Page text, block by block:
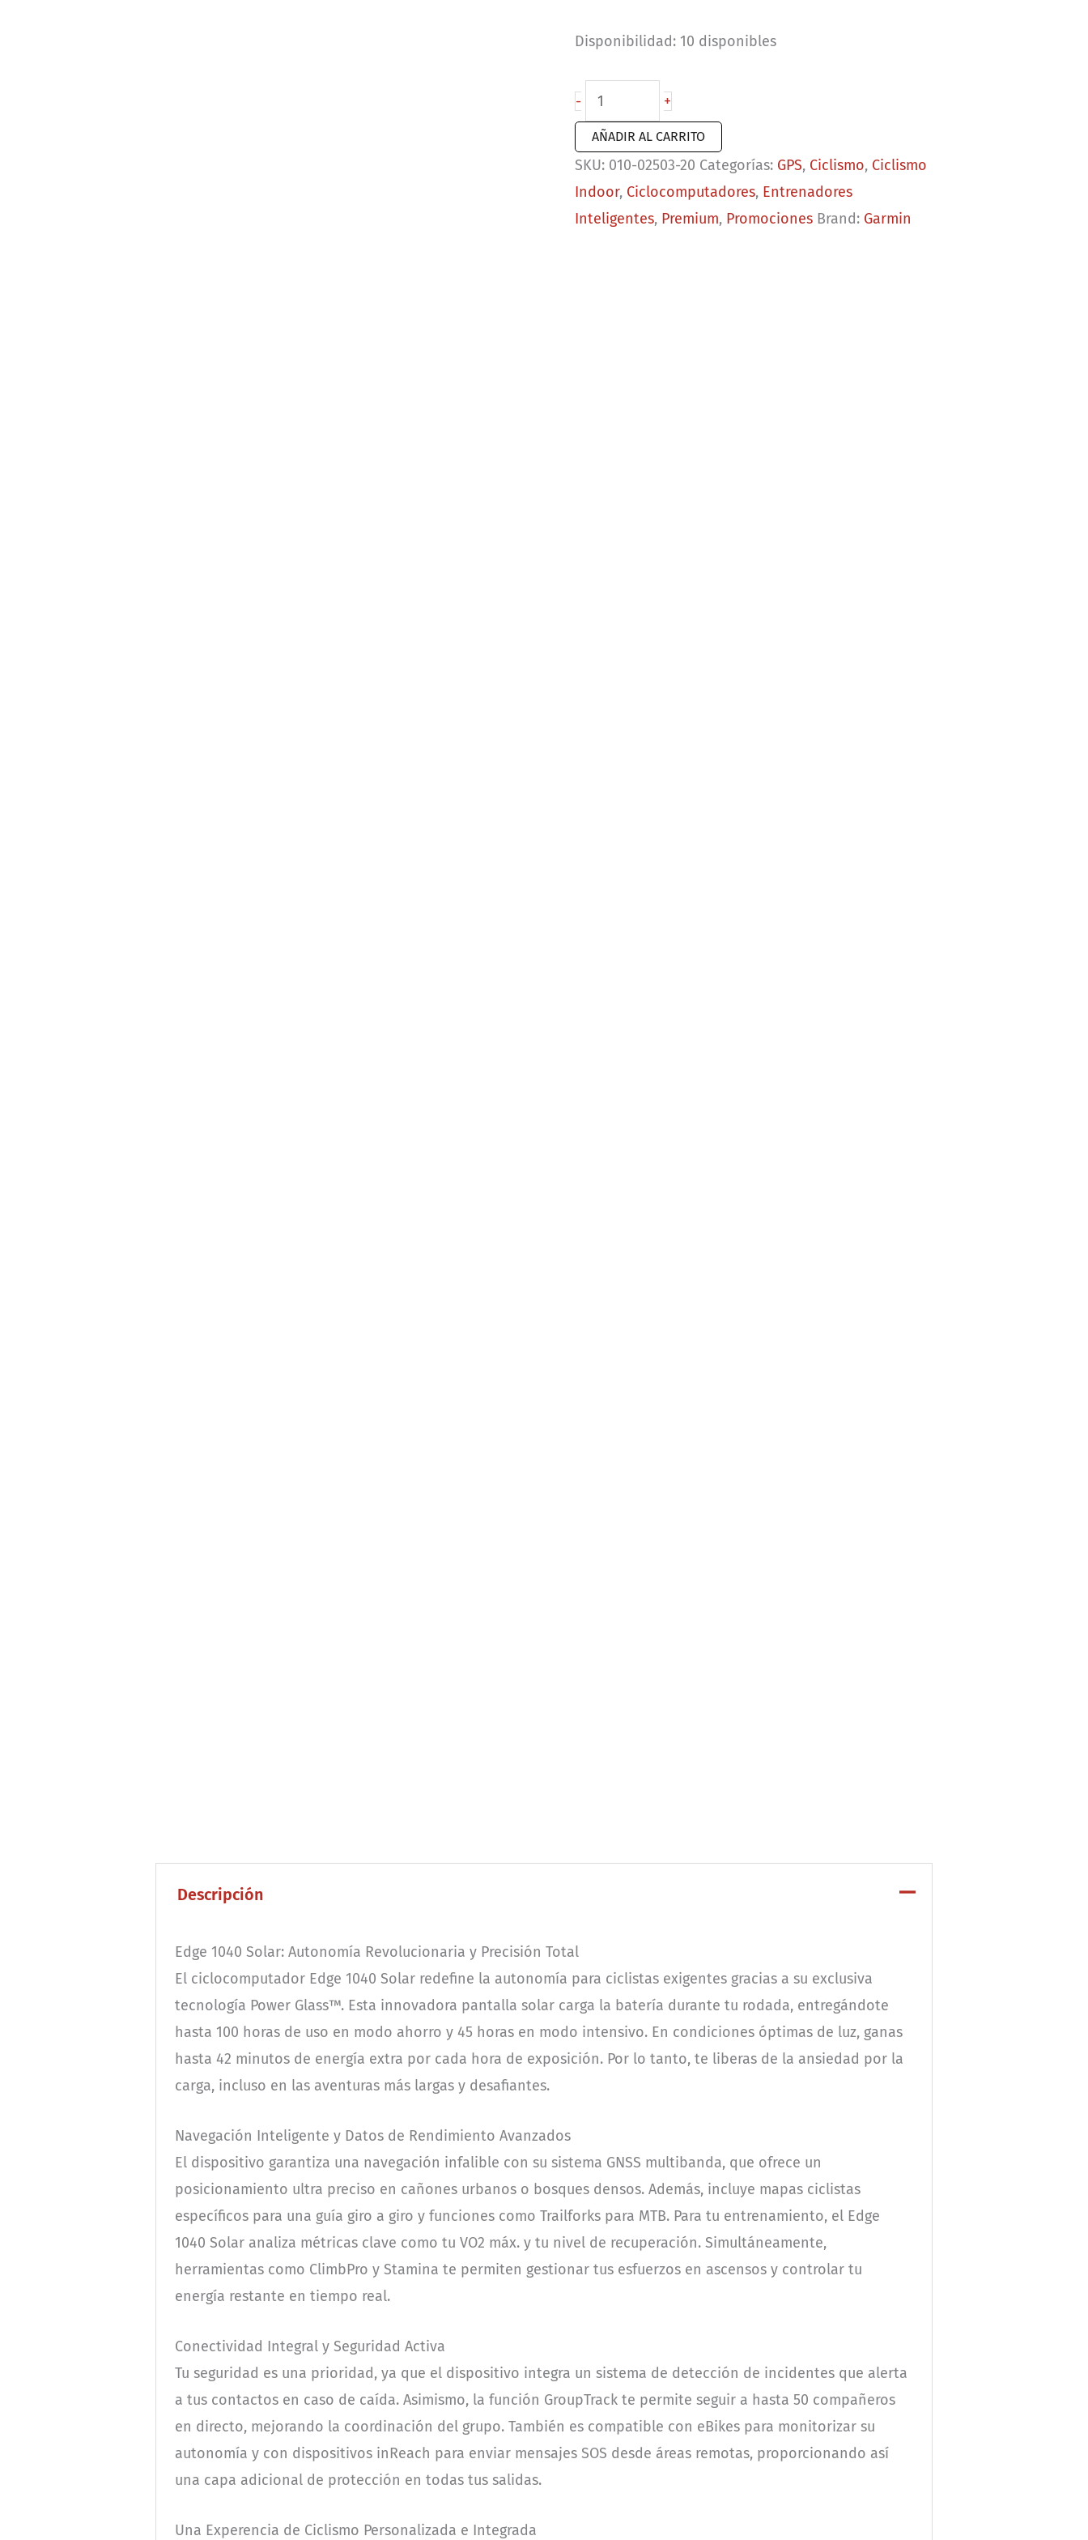
was:
is:
Disponibilidad: 10 disponibles
-
Garmin
Edge
1040
Solar
cantidad
+
AÑADIR AL CARRITO
SKU: 010-02503-20 Categorías: GPS, Ciclismo, Ciclismo
Indoor, Ciclocomputadores, Entrenadores
Inteligentes, Premium, Promociones Brand: Garmin
Descripción
Edge 1040 Solar: Autonomía Revolucionaria y Precisión Total
El ciclocomputador Edge 1040 Solar redefine la autonomía para ciclistas exigentes gracias a su exclusiva
tecnología Power Glass™. Esta innovadora pantalla solar carga la batería durante tu rodada, entregándote
hasta 100 horas de uso en modo ahorro y 45 horas en modo intensivo. En condiciones óptimas de luz, ganas
hasta 42 minutos de energía extra por cada hora de exposición. Por lo tanto, te liberas de la ansiedad por la
carga, incluso en las aventuras más largas y desafiantes.
Navegación Inteligente y Datos de Rendimiento Avanzados
El dispositivo garantiza una navegación infalible con su sistema GNSS multibanda, que ofrece un
posicionamiento ultra preciso en cañones urbanos o bosques densos. Además, incluye mapas ciclistas
específicos para una guía giro a giro y funciones como Trailforks para MTB. Para tu entrenamiento, el Edge
1040 Solar analiza métricas clave como tu VO2 máx. y tu nivel de recuperación. Simultáneamente,
herramientas como ClimbPro y Stamina te permiten gestionar tus esfuerzos en ascensos y controlar tu
energía restante en tiempo real.
Conectividad Integral y Seguridad Activa
Tu seguridad es una prioridad, ya que el dispositivo integra un sistema de detección de incidentes que alerta
a tus contactos en caso de caída. Asimismo, la función GroupTrack te permite seguir a hasta 50 compañeros
en directo, mejorando la coordinación del grupo. También es compatible con eBikes para monitorizar su
autonomía y con dispositivos inReach para enviar mensajes SOS desde áreas remotas, proporcionando así
una capa adicional de protección en todas tus salidas.
Una Experencia de Ciclismo Personalizada e Integrada